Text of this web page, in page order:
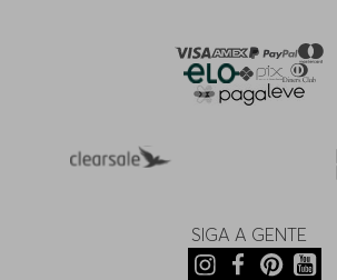
SIGA A GENTE